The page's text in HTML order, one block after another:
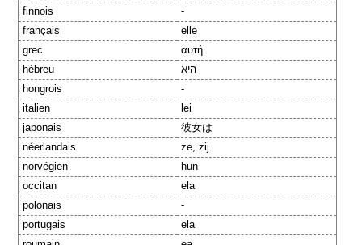
finnois
-
français
elle
grec
αυτή
hébreu
היא
hongrois
-
italien
lei
japonais
彼女は
néerlandais
ze, zij
norvégien
hun
occitan
ela
polonais
-
portugais
ela